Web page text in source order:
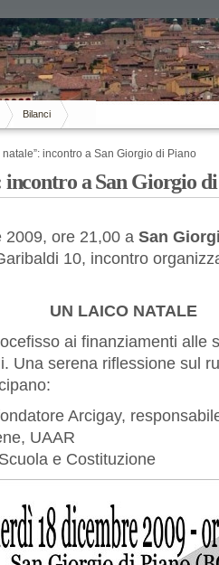
Bilanci
natale”: incontro a San Giorgio di Piano
incontro a San Giorgio
2009, ore 21,00 a San
10, incontro
UN LAICO NATALE
ai finanziamenti alle
Una serena riflessione sul
Arcigay,
UAAR
e Costituzione